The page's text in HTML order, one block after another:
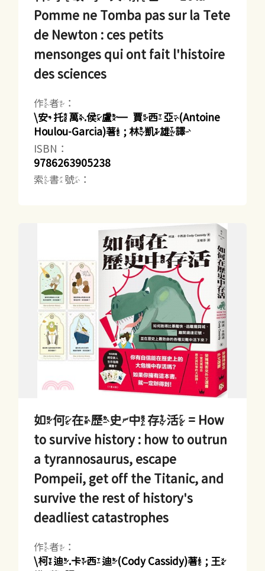
Pomme ne Tomba pas sur la Tete
de Newton : ces petits
mensonges qui ont fait l'histoire
des sciences
作者：
\安托萬.侯盧─賈西亞(Antoine
Houlou-Garcia)著 ; 林凱雄譯
ISBN：
9786263905238
索書號：
如何在歷史中存活 = How
to survive history : how to outrun
a tyrannosaurus, escape
Pompeii, get off the Titanic, and
survive the rest of history's
deadliest catastrophes
作者：
\柯迪.卡西迪(Cody Cassidy)著 ; 王